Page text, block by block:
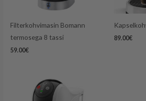
Filterkohvimasin Bomann
termosega 8 tassi
59.00€
89.00€